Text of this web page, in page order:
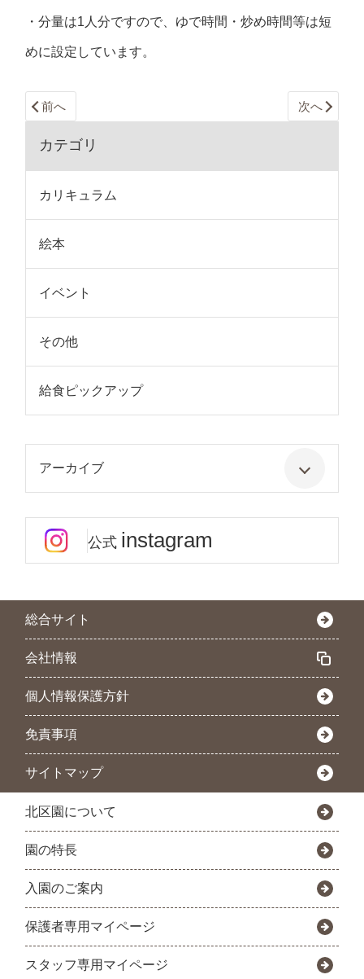
・分量は1人分ですので、ゆで時間・炒め時間等は短
めに設定しています。
前へ 次へ
カテゴリ
カリキュラム
絵本
イベント
その他
給食ピックアップ
アーカイブ
公式 instagram
総合サイト
会社情報
個人情報保護方針
免責事項
サイトマップ
北区園について
園の特長
入園のご案内
保護者専用マイページ
スタッフ専用マイページ